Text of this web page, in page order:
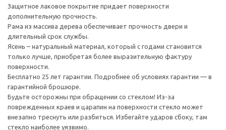
Защитное лаковое покрытие придает поверхности
дополнительную прочность.
Рама из массива дерева обеспечивает прочность двери и
длительный срок службы.
Ясень – натуральный материал, который с годами становится
только лучше, приобретая более выразительную фактуру
поверхности.
Бесплатно 25 лет гарантии. Подробнее об условиях гарантии — в
гарантийной брошюре.
Будьте осторожны при обращении со стеклом! Из-за
поврежденных краев и царапин на поверхности стекло может
внезапно треснуть или разбиться. Избегайте ударов сбоку, там
стекло наиболее уязвимо.